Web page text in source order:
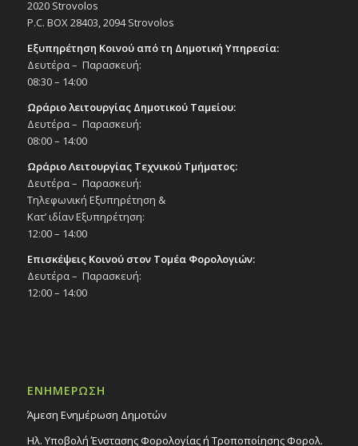
ΦΕΒ
23
Συναυλία Ορχήστρας Εγχόρδων Δήμου
Στροβόλου «Που Δύσιν ως Ανατολήν », με
19:30
Εκδηλώσεις Δήμου
Εκκλησιαστικό Μουσείο Εθνομάρτυρα
ΦΕΒ
24
Ρεσιτάλ κλασικού τραγουδιού και πιάνου
«Αφροδίτης Άσμα», 24/2/25
20:00
ΦΕΒ
ΦΕΒ
26
Θεατρική παράσταση «Επιθεωρητής
Νικολάι Γκόγκολ», 26/2/25
2020 Strovolos
P.C. BOX 28403, 2094 Strovolos
Εξυπηρέτηση Κοινού από τη Δημοτική Υπηρεσία:
Δευτέρα – Παρασκευή:
08:30 – 14:00
Ωράριο λειτουργίας Δημοτικού Ταμείου:
Δευτέρα – Παρασκευή:
08:00 – 14:00
Ωράριο Λειτουργίας Τεχνικού Τμήματος:
Δευτέρα – Παρασκευή:
Τηλεφωνική Εξυπηρέτηση &
Κατ’ ιδίαν Εξυπηρέτηση:
12:00 – 14:00
Επισκέψεις Κοινού στον Τομέα Φορολογιών:
Δευτέρα – Παρασκευή:
12:00 – 14:00
ΕΝΗΜΕΡΩΣΗ
Άμεση Ενημέρωση Δημοτών
Ηλ. Υποβολή Ένστασης Φορολογίας ή Τροποποίησης Φορολ.